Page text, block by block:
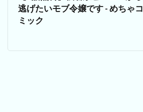
逃げたいモブ令嬢です - めちゃコ
ミック